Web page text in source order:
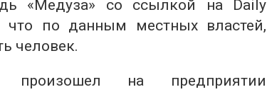
«Медуза» со ссылкой на Daily
что по данным местных властей,
человек.
на предприятии